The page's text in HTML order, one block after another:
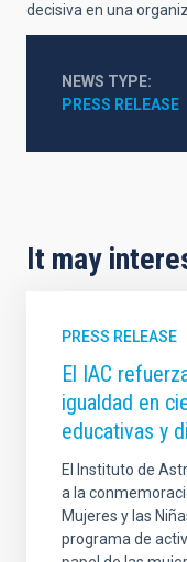
decisiva en una
NEWS TYPE
PRESS RELEASE
It may
PRESS RELEASE
El IAC
igualdad en
educativas y
El Instituto de
a la
Mujeres y las
programa de